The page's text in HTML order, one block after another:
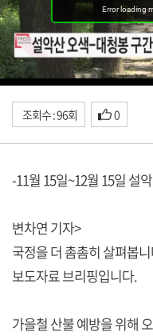
조회수 : 96회 0
-11월 15일~12월 15일 설
변차연 기자>
국정을 더 촘촘히 살펴봅
보도자료 브리핑입니다.
가을철 산불 예방을 위해